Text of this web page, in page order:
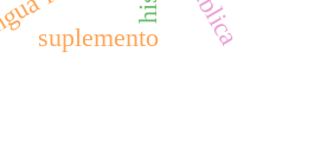
suplemento